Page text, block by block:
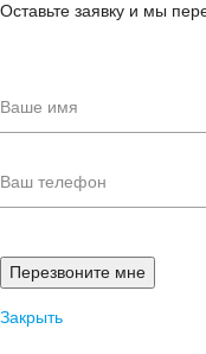
Оставьте заявку и мы
Закрыть